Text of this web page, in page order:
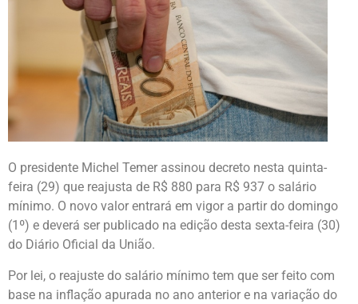
O presidente Michel Temer assinou decreto nesta quinta-
feira (29) que reajusta de R$ 880 para R$ 937 o salário
mínimo. O novo valor entrará em vigor a partir do domingo
(1º) e deverá ser publicado na edição desta sexta-feira (30)
do Diário Oficial da União.
Por lei, o reajuste do salário mínimo tem que ser feito com
base na inflação apurada no ano anterior e na variação do